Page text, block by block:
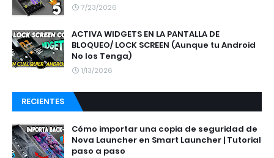
7/23/2026
ACTIVA WIDGETS EN LA PANTALLA DE
BLOQUEO/ LOCK SCREEN (Aunque tu Android
No los Tenga)
1/13/2026
RECIENTES
Cómo importar una copia de seguridad de
Nova Launcher en Smart Launcher | Tutorial
paso a paso